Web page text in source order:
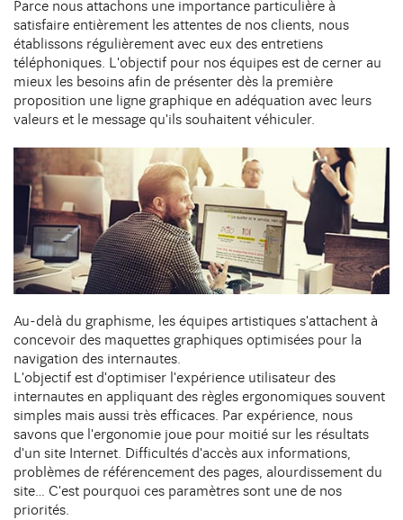
Parce nous attachons une importance particulière à
satisfaire entièrement les attentes de nos clients, nous
établissons régulièrement avec eux des entretiens
téléphoniques. L'objectif pour nos équipes est de cerner au
mieux les besoins afin de présenter dès la première
proposition une ligne graphique en adéquation avec leurs
valeurs et le message qu'ils souhaitent véhiculer.
Au-delà du graphisme, les équipes artistiques s'attachent à
concevoir des maquettes graphiques optimisées pour la
navigation des internautes.
L'objectif est d'optimiser l'expérience utilisateur des
internautes en appliquant des règles ergonomiques souvent
simples mais aussi très efficaces. Par expérience, nous
savons que l'ergonomie joue pour moitié sur les résultats
d'un site Internet. Difficultés d'accès aux informations,
problèmes de référencement des pages, alourdissement du
site… C'est pourquoi ces paramètres sont une de nos
priorités.